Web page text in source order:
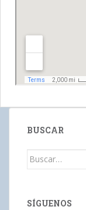
BUSCAR
Buscar:
SÍGUENOS